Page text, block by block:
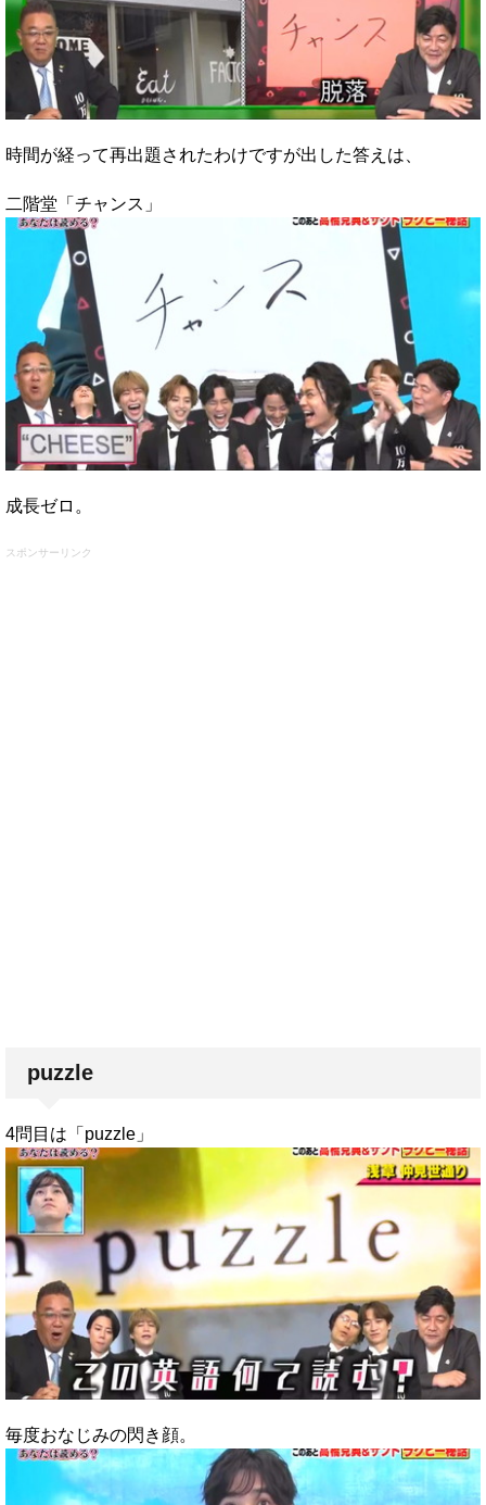
時間が経って再出題されたわけですが出した答えは、
二階堂「チャンス」
成長ゼロ。
スポンサーリンク
puzzle
4問目は「puzzle」
毎度おなじみの閃き顔。